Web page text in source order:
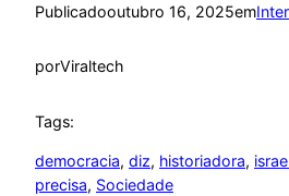
Publicadooutubro 16, 2025em
porViraltech
Tags:
democracia, diz, historiadora,
precisa, Sociedade